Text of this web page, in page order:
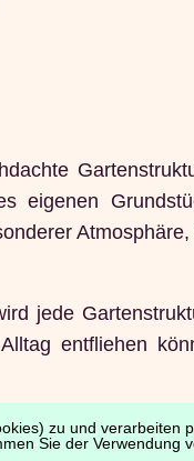
zu und verarbeiten
Sie der Verwendung
eigenen
jede
entfliehen